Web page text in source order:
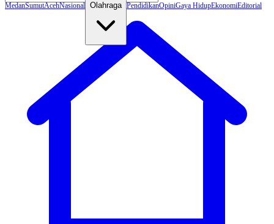
MedanSumutAcehNasional Olahraga PendidikanOpiniGaya HidupEkonomiEditorial